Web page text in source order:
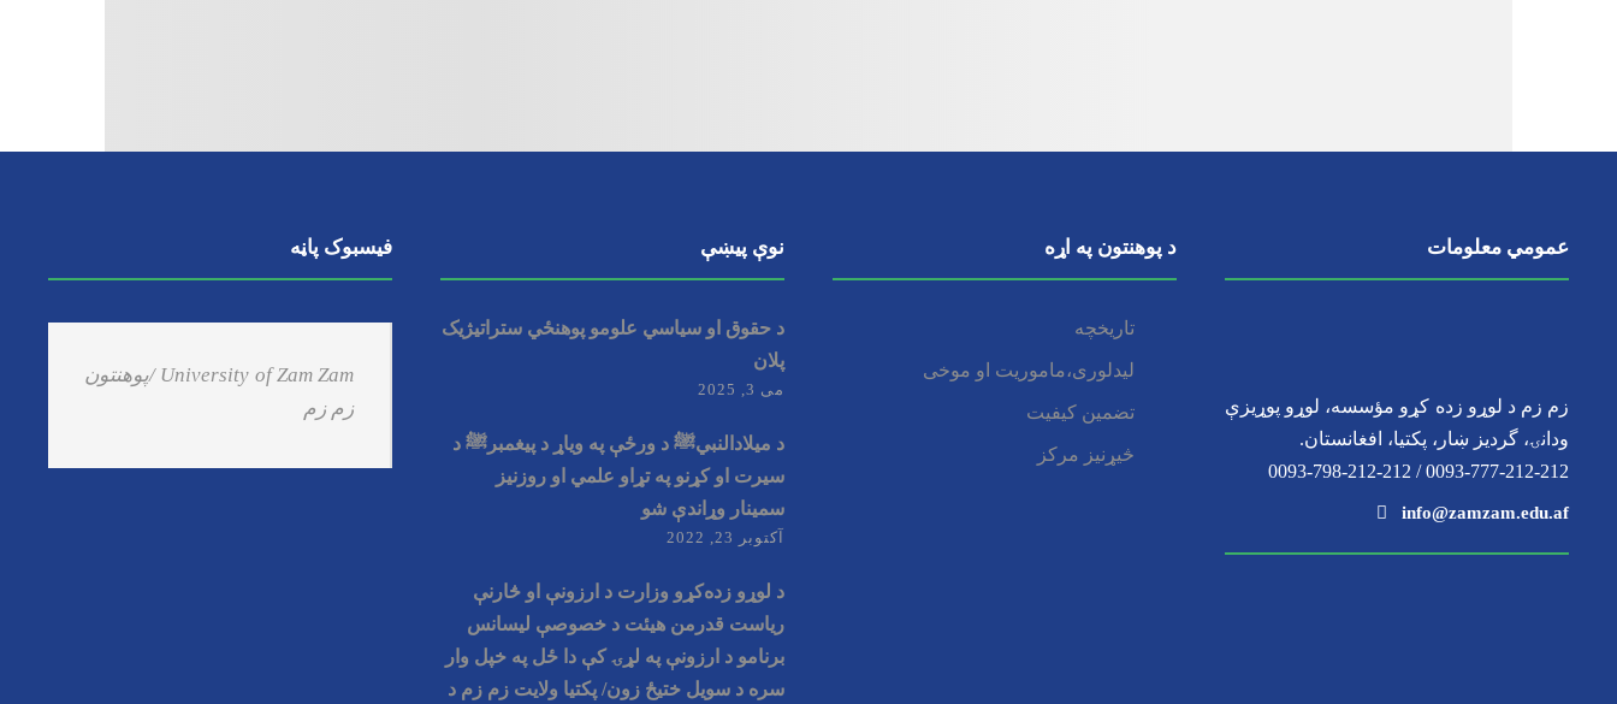
عمومي معلومات
زم زم د لوړو زده کړو مؤسسه، لوړو پوړیزې
ودانۍ، گردیز ښار، پکتیا، افغانستان.
0093-777-212-212 / 0093-798-212-212
info@zamzam.edu.af
د پوهنتون په اړه
تاریخچه
لیدلوری،ماموریت او موخی
تضمین کیفیت
څیړنیز مرکز
نوې پیښې
د حقوق او سیاسي علومو پوهنځي ستراتیژيک
پلان
می 3, 2025
د میلادالنبيﷺ د ورځې په وياړ د پیغمبرﷺ د
سیرت او کړنو په تړاو علمي او روزنيز
سمينار وړاندې شو
آکتوبر 23, 2022
د لوړو زده‌کړو وزارت د ارزونې او څارنې
ریاست قدرمن هیئت د خصوصې ليسانس
برنامو د ارزونې په لړۍ کې دا ځل په خپل وار
سره د سویل ختیځ زون/ پکتیا ولایت زم زم د
فیسبوک پاڼه
‏University of Zam Zam /پوهنتون
زم زم